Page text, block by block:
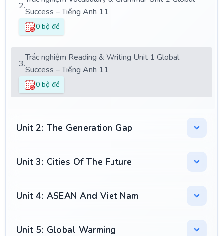
2.
Success – Tiếng Anh 11
0 bộ đề
3.
Trắc nghiệm Reading & Writing Unit 1 Global
Success – Tiếng Anh 11
0 bộ đề
Unit 2: The Generation Gap
Unit 3: Cities Of The Future
Unit 4: ASEAN And Viet Nam
Unit 5: Global Warming